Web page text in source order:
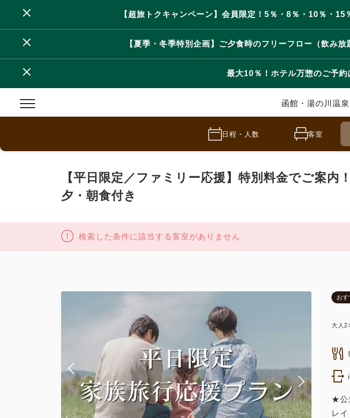
【超旅トクキャンペーン】会員限定！5％・8％・10％・
【夏季・冬季特別企画】ご夕食時のフリーフロー（飲み
最大10％！ホテル万惣のご予
函館・湯の川温
日程・人数 客室
【平日限定／ファミリー応援】特別料金でご案
夕・朝食付き
検索した条件に該当する客室がありません
おす
大人2
★公
レ